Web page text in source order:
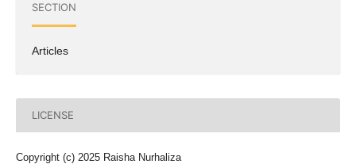
SECTION
Articles
LICENSE
Copyright (c) 2025 Raisha Nurhaliza